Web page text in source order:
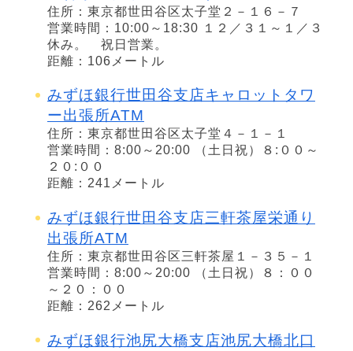
住所：東京都世田谷区太子堂２－１６－７
営業時間：10:00～18:30 １２／３１～１／３
休み。 祝日営業。
距離：106メートル
みずほ銀行世田谷支店キャロットタワ
ー出張所ATM
住所：東京都世田谷区太子堂４－１－１
営業時間：8:00～20:00 （土日祝）８:００～
２０:００
距離：241メートル
みずほ銀行世田谷支店三軒茶屋栄通り
出張所ATM
住所：東京都世田谷区三軒茶屋１－３５－１
営業時間：8:00～20:00 （土日祝）８：００
～２０：００
距離：262メートル
みずほ銀行池尻大橋支店池尻大橋北口